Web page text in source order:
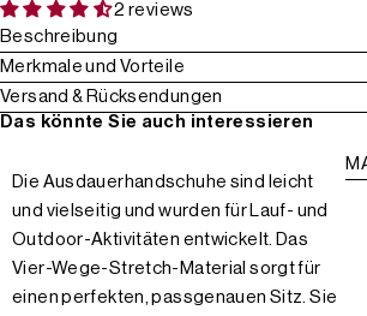
2 reviews
Beschreibung
Merkmale und Vorteile
Versand & Rücksendungen
Das könnte Sie auch interessieren
Die Ausdauerhandschuhe sind leicht
und vielseitig und wurden für Lauf- und
Outdoor-Aktivitäten entwickelt. Das
Vier-Wege-Stretch-Material sorgt für
einen perfekten, passgenauen Sitz. Sie